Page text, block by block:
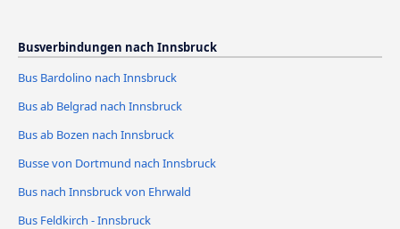
Busverbindungen nach Innsbruck
Bus Bardolino nach Innsbruck
Bus ab Belgrad nach Innsbruck
Bus ab Bozen nach Innsbruck
Busse von Dortmund nach Innsbruck
Bus nach Innsbruck von Ehrwald
Bus Feldkirch - Innsbruck